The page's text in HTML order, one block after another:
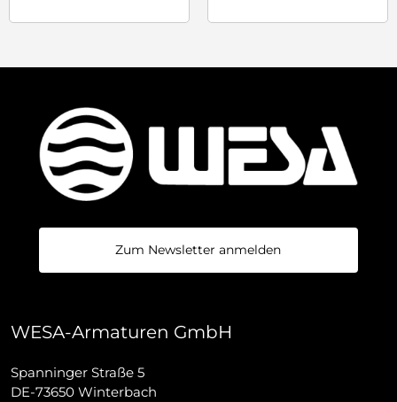
Zum Newsletter anmelden
WESA-Armaturen GmbH
Spanninger Straße 5
DE-73650 Winterbach